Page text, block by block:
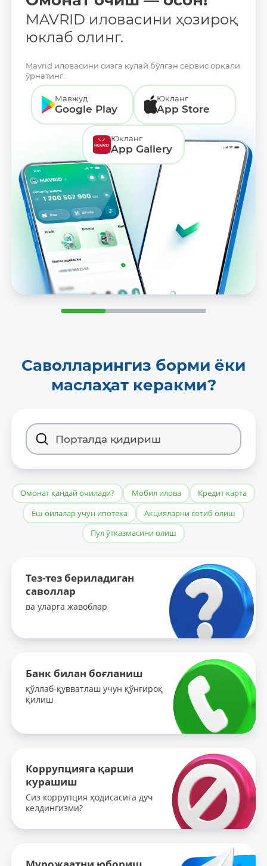
MAVRID иловасини ҳозироқ
юклаб олинг.
Mavrid иловасини сизга қулай бўлган сервис орқали
ўрнатинг:
Мавжуд
Google Play
Юкланг
App Store
Юкланг
App Gallery
Саволларингиз борми ёки
маслаҳат керакми?
Омонат қандай очилади? Мобил илова
Кредит карта
Ёш оилалар учун ипотека
Акцияларни сотиб олиш
Пул ўтказмасини олиш
Тез-тез бериладиган
саволлар
ва уларга жавоблар
Банк билан боғланиш
қўллаб-қувватлаш учун қўнғироқ
қилиш
Коррупцияга қарши
курашиш
Сиз коррупция ҳодисасига дуч
келдингизми?